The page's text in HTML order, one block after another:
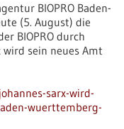
BIOPRO Baden-
(5. August) die
BIOPRO durch
wird sein neues Amt
sarx-wird-
wuerttemberg-